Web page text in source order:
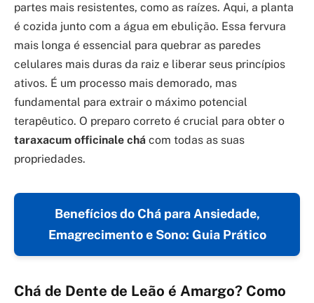
partes mais resistentes, como as raízes. Aqui, a planta
é cozida junto com a água em ebulição. Essa fervura
mais longa é essencial para quebrar as paredes
celulares mais duras da raiz e liberar seus princípios
ativos. É um processo mais demorado, mas
fundamental para extrair o máximo potencial
terapêutico. O preparo correto é crucial para obter o
taraxacum officinale chá com todas as suas
propriedades.
Benefícios do Chá para Ansiedade,
Emagrecimento e Sono: Guia Prático
Chá de Dente de Leão é Amargo? Como